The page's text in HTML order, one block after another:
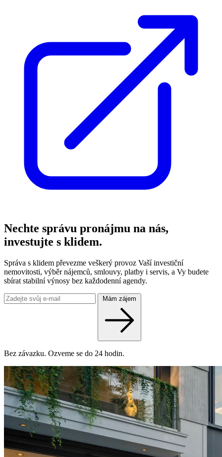
Nechte správu pronájmu na nás,
investujte s klidem.
Správa s klidem převezme veškerý provoz Vaší investiční
nemovitosti, výběr nájemců, smlouvy, platby i servis, a Vy budete
sbírat stabilní výnosy bez každodenní agendy.
Mám zájem
Bez závazku. Ozveme se do 24 hodin.